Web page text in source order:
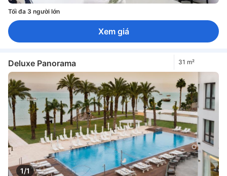
Tối đa 3 người lớn
Xem giá
Deluxe Panorama 31 m²
1/1